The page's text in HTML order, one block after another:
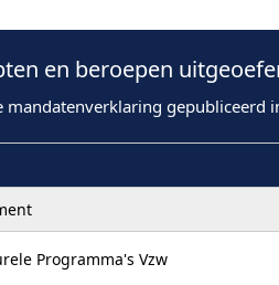
en beroepen
mandatenverklaring gepubliceerd
Programma's Vzw